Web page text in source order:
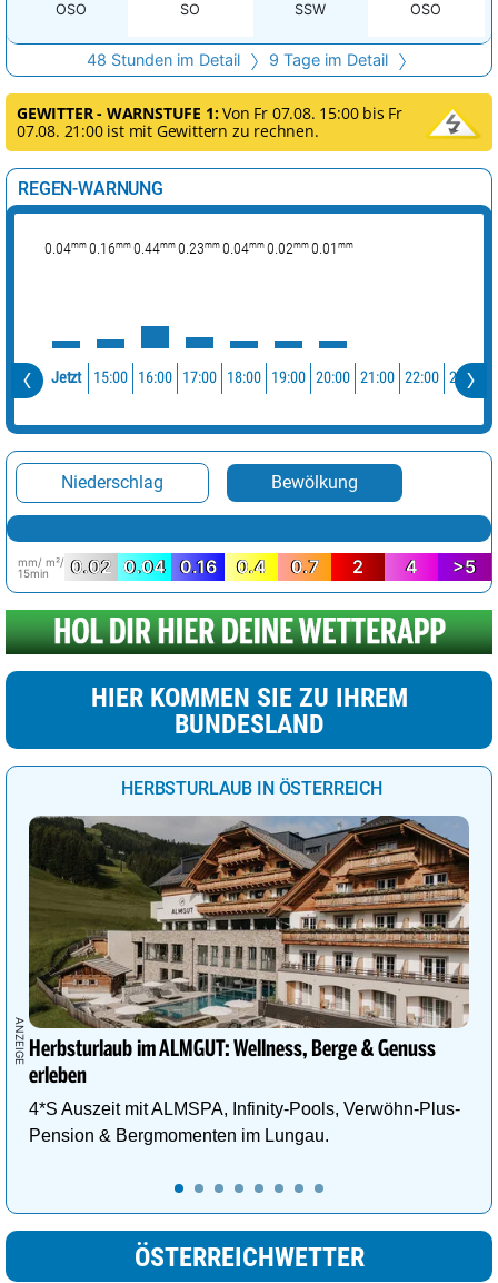
OSO
SO
SSW
OSO
48 Stunden im Detail 9 Tage im Detail
GEWITTER - WARNSTUFE 1:Von Fr 07.08. 15:00 bis Fr
07.08. 21:00 ist mit Gewittern zu rechnen.
REGEN-WARNUNG
0.04mm 0.16mm 0.44mm 0.23mm 0.04mm 0.02mm 0.01 mm
Jetzt 15:00 16:00 17:00 18:00 19:00 20:00 21:00 22:00 23:00
Niederschlag Bewölkung
mm/ m²/
15min
0.02 0.04 0.16 0.4 0.7 2 4 >5
HIER KOMMEN SIE ZU IHREM
BUNDESLAND
HERBSTURLAUB IN ÖSTERREICH
Herbsturlaub im ALMGUT: Wellness, Berge & Genuss
erleben
4*S Auszeit mit ALMSPA, Infinity-Pools, Verwöhn-Plus-
Pension & Bergmomenten im Lungau.
ÖSTERREICHWETTER